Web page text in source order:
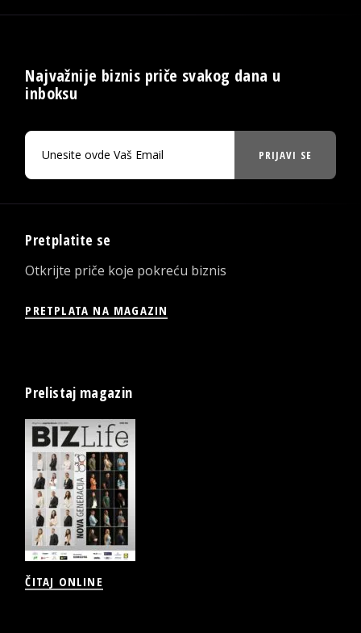
Najvažnije biznis priče svakog dana u
inboksu
PRIJAVI SE
Pretplatite se
Otkrijte priče koje pokreću biznis
PRETPLATA NA MAGAZIN
Prelistaj magazin
ČITAJ ONLINE